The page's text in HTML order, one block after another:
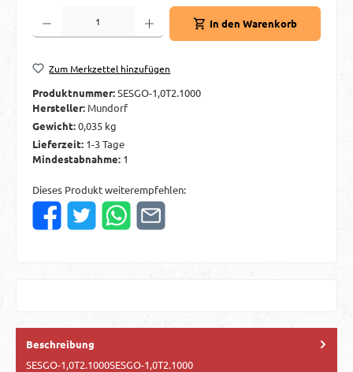
Produkt Anzahl: Gib den gewünschten Wert ein oder benutze die Schaltflächen
In den Warenkorb
Zum Merkzettel hinzufügen
Produktnummer:SESGO-1,0T2.1000
Hersteller: Mundorf
Gewicht:0,035 kg
Lieferzeit: 1-3 Tage
Mindestabnahme: 1
Dieses Produkt weiterempfehlen:
Beschreibung
SESGO-1,0T2.1000SESGO-1,0T2.1000